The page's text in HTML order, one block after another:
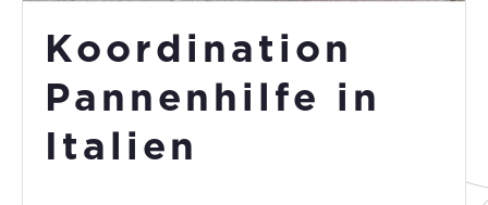
Koordination
Pannenhilfe in
Italien